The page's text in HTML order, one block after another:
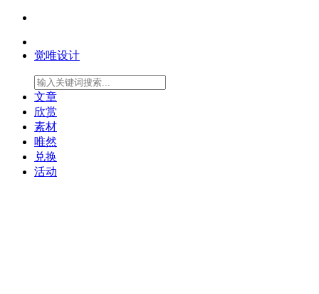
觉唯设计
文章
欣赏
素材
唯然
兑换
活动